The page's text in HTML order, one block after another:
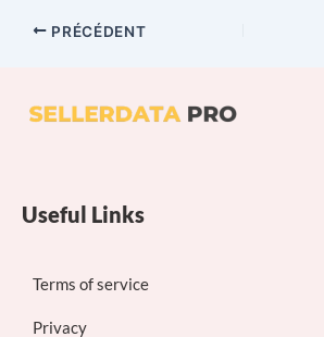
PRÉCÉDENT
Useful Links
Terms of service
Privacy